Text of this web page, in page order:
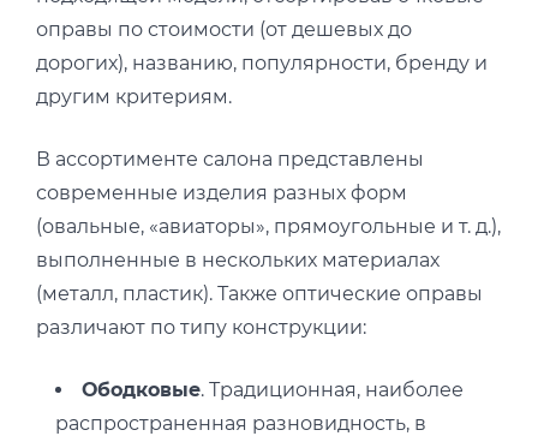
оправы по стоимости (от дешевых до
дорогих), названию, популярности, бренду и
другим критериям.
В ассортименте салона представлены
современные изделия разных форм
(овальные, «авиаторы», прямоугольные и т. д.),
выполненные в нескольких материалах
(металл, пластик). Также оптические оправы
различают по типу конструкции:
Ободковые. Традиционная, наиболее
распространенная разновидность, в